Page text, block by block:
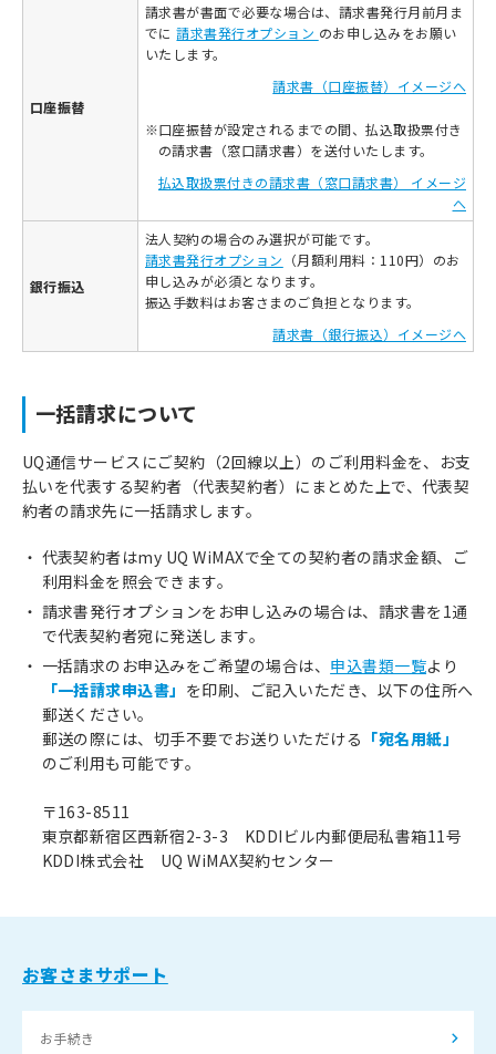
口座振替
請求書が書面で必要な場合は、請求書発行月前月ま
でに請求書発行オプション のお申し込みをお願い
いたします。
請求書（口座振替）イメージへ
※口座振替が設定されるまでの間、払込取扱票付き
の請求書（窓口請求書）を送付いたします。
払込取扱票付きの請求書（窓口請求書） イメージ
へ
銀行振込
法人契約の場合のみ選択が可能です。
請求書発行オプション （月額利用料：110円）のお
申し込みが必須となります。
振込手数料はお客さまのご負担となります。
請求書（銀行振込）イメージへ
一括請求について
UQ通信サービスにご契約（2回線以上）のご利用料金を、お支
払いを代表する契約者（代表契約者）にまとめた上で、代表契
約者の請求先に一括請求します。
代表契約者はmy UQ WiMAXで全ての契約者の請求金額、ご
利用料金を照会できます。
請求書発行オプションをお申し込みの場合は、請求書を1通
で代表契約者宛に発送します。
一括請求のお申込みをご希望の場合は、 申込書類一覧より
「一括請求申込書」 を印刷、ご記入いただき、以下の住所へ
郵送ください。
郵送の際には、切手不要でお送りいただける 「宛名用紙」
のご利用も可能です。
〒163-8511
東京都新宿区西新宿2-3-3 KDDIビル内郵便局私書箱11号
KDDI株式会社 UQ WiMAX契約センター
お客さまサポート
お手続き